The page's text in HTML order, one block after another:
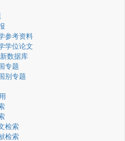
参考资料
学位论文
数据库
专题
别专题
检索
检索